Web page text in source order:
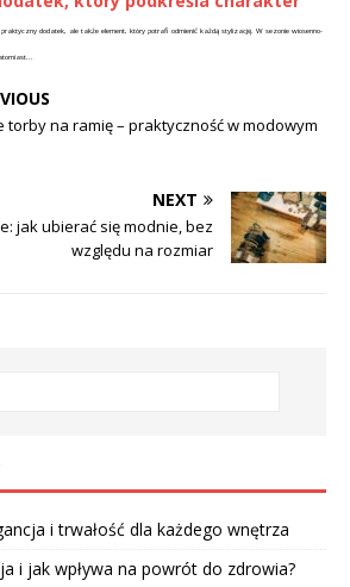
dodatek, ale także element, który potrafi odmienić każdą stylizację. W sezonie wiosenno-
torby na ramię – praktyczność w modowym
NEXT
jak ubierać się modnie, bez
względu na rozmiar
i trwałość dla każdego wnętrza
i jak wpływa na powrót do zdrowia?